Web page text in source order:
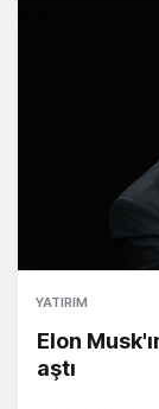
YATIRIM
Elon
aştı